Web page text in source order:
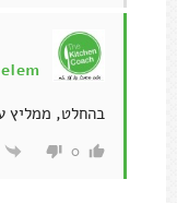
בהחלט, ממליץ על 60 מעלות ליתר
0